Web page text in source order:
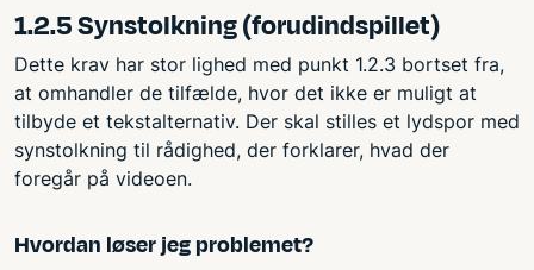
1.2.5 Synstolkning (forudindspillet)
Dette krav har stor lighed med punkt 1.2.3 bortset fra,
at omhandler de tilfælde, hvor det ikke er muligt at
tilbyde et tekstalternativ. Der skal stilles et lydspor med
synstolkning til rådighed, der forklarer, hvad der
foregår på videoen.
Hvordan løser jeg problemet?